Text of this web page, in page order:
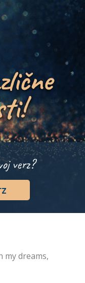
verz?
my dreams,